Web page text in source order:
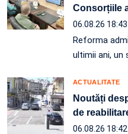
Consorțiile
06.08.26 18:43
Reforma
ultimii ani, un
ACTUALITATE
Noutăți
de
06.08.26 18:42